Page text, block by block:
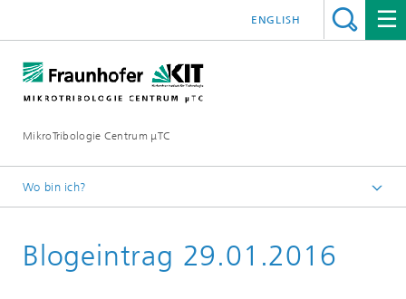
MikroTribologie Centrum μTC
ENGLISH
Wo bin ich?
Aktuelles
Blogeintrag 29.01.2016